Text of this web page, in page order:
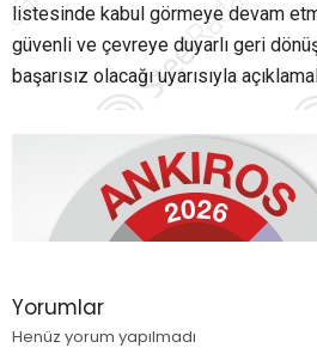
listesinde kabul görmeye devam
güvenli ve çevreye duyarlı geri
başarısız olacağı uyarısıyla
Yorumlar
Henüz yorum yapılmadı